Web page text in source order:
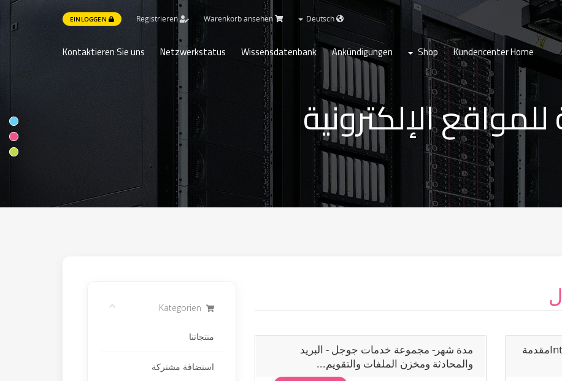
Deutsch
Warenkorb ansehen
Registrieren
EINLOGGEN
Kundencenter Home
Shop
Ankündigungen
Wissensdatenbank
Netzwerkstatus
Kontaktieren Sie uns
الإلكترونية
منتجاتنا
استضافة مشتركة
Introduction to Google Apps Trainingمقدمة
مدة شهر- مجموعة خدمات جوجل - البريد
والمحادثة ومخزن الملفات والتقويم...